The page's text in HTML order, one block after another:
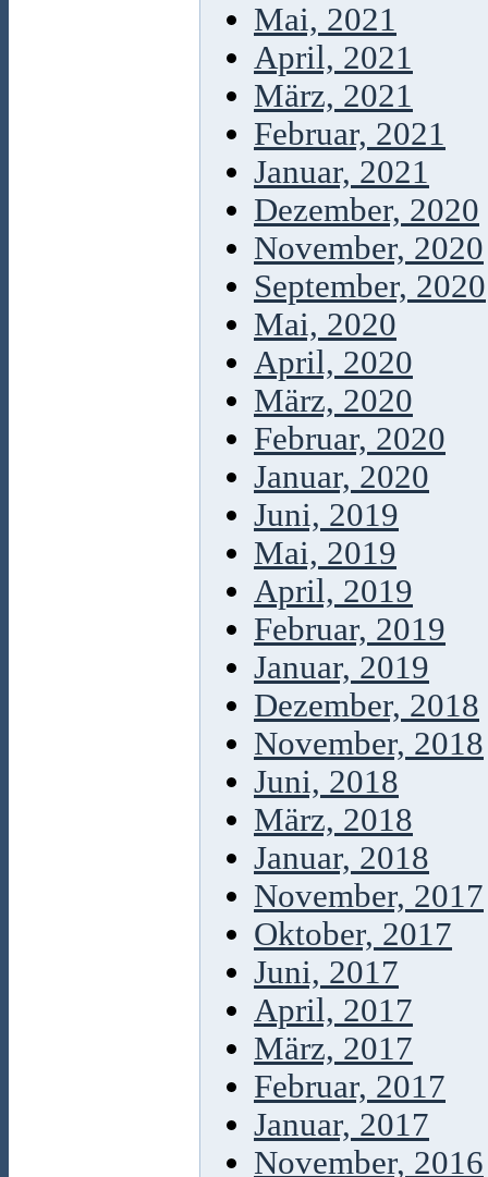
Mai, 2021
April, 2021
März, 2021
Februar, 2021
Januar, 2021
Dezember, 2020
November, 2020
September, 2020
Mai, 2020
April, 2020
März, 2020
Februar, 2020
Januar, 2020
Juni, 2019
Mai, 2019
April, 2019
Februar, 2019
Januar, 2019
Dezember, 2018
November, 2018
Juni, 2018
März, 2018
Januar, 2018
November, 2017
Oktober, 2017
Juni, 2017
April, 2017
März, 2017
Februar, 2017
Januar, 2017
November, 2016